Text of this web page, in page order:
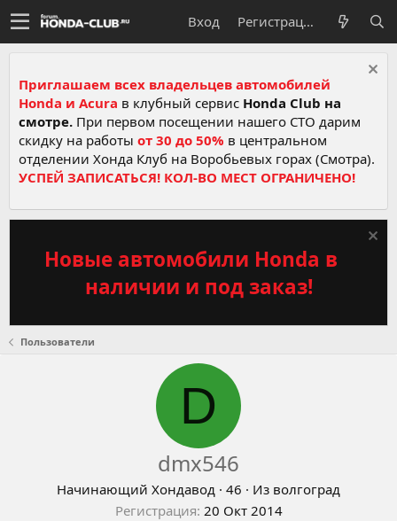
Вход Регистрация
Приглашаем всех владельцев автомобилей
Honda и Acura в клубный сервис Honda Club на
смотре. При первом посещении нашего СТО дарим
скидку на работы от 30 до 50% в центральном
отделении Хонда Клуб на Воробьевых горах (Смотра).
УСПЕЙ ЗАПИСАТЬСЯ! КОЛ-ВО МЕСТ ОГРАНИЧЕНО!
Новые автомобили Honda в
наличии и под заказ!
Пользователи
D
dmx546
Начинающий Хондавод · 46 · Из волгоград
Регистрация 20 Окт 2014